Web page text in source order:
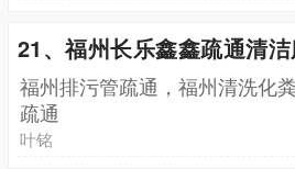
21、福州长乐鑫鑫疏通清
福州排污管疏通，福州清洗化
疏通
叶铭